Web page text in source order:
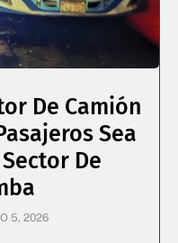
De Camión
Sea
De
5, 2026